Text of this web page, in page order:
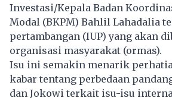
Investasi/Kepala Badan
Modal (BKPM) Bahlil Lahadalia
pertambangan (IUP) yang akan
organisasi masyarakat (ormas).
Isu ini semakin menarik
kabar tentang perbedaan
dan Jokowi terkait isu-isu